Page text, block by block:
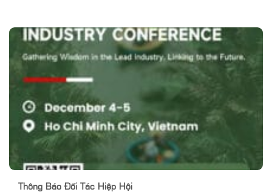
Thông Báo Đối Tác Hiệp Hội